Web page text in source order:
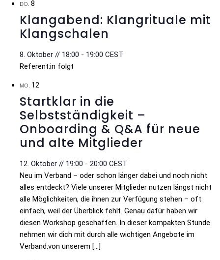
DO. 8
Klangabend: Klangrituale mit
Klangschalen
8. Oktober // 18:00 - 19:00 CEST
Referent:in folgt
MO. 12
Startklar in die
Selbstständigkeit –
Onboarding & Q&A für neue
und alte Mitglieder
12. Oktober // 19:00 - 20:00 CEST
Neu im Verband – oder schon länger dabei und noch nicht
alles entdeckt? Viele unserer Mitglieder nutzen längst nicht
alle Möglichkeiten, die ihnen zur Verfügung stehen – oft
einfach, weil der Überblick fehlt. Genau dafür haben wir
diesen Workshop geschaffen. In dieser kompakten Stunde
nehmen wir dich mit durch alle wichtigen Angebote im
Verband:von unserem […]